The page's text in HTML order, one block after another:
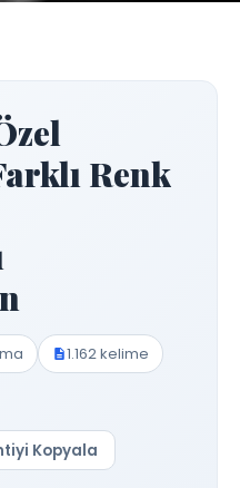
Renk
1.162 kelime
Kopyala